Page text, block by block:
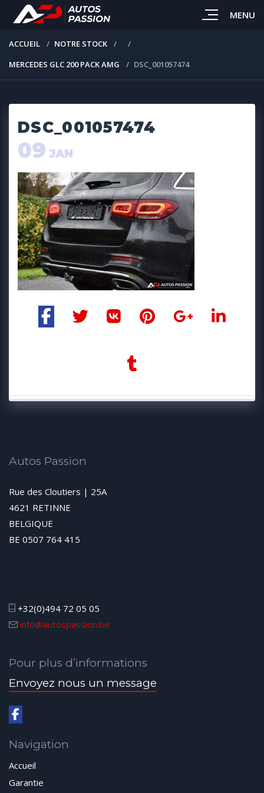
MENU
ACCUEIL
NOTRE STOCK
MERCEDES GLC 200 PACK AMG
DSC_001057474
DSC_001057474
09 JAN
Autos Passion
Rue des Cloutiers | 25A
4621 RETINNE
BELGIQUE
BE 0507 764 415
+32(0)494 72 05 05
info@autospassion.be
Pour plus d’informations
Envoyez nous un message
Navigation
Accueil
Garantie